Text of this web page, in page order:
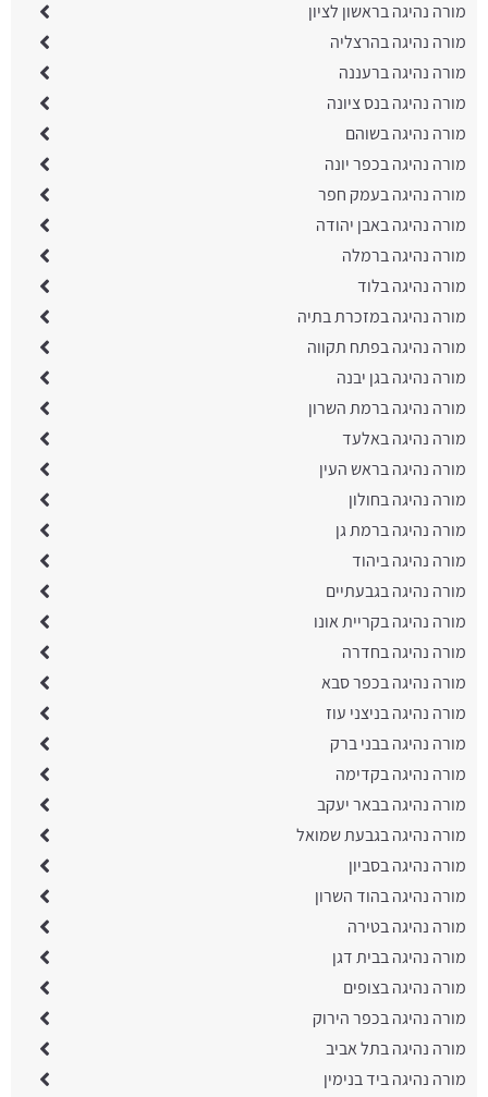
מורה נהיגה בראשון לציון
מורה נהיגה בהרצליה
מורה נהיגה ברעננה
מורה נהיגה בנס ציונה
מורה נהיגה בשוהם
מורה נהיגה בכפר יונה
מורה נהיגה בעמק חפר
מורה נהיגה באבן יהודה
מורה נהיגה ברמלה
מורה נהיגה בלוד
מורה נהיגה במזכרת בתיה
מורה נהיגה בפתח תקווה
מורה נהיגה בגן יבנה
מורה נהיגה ברמת השרון
מורה נהיגה באלעד
מורה נהיגה בראש העין
מורה נהיגה בחולון
מורה נהיגה ברמת גן
מורה נהיגה ביהוד
מורה נהיגה בגבעתיים
מורה נהיגה בקריית אונו
מורה נהיגה בחדרה
מורה נהיגה בכפר סבא
מורה נהיגה בניצני עוז
מורה נהיגה בבני ברק
מורה נהיגה בקדימה
מורה נהיגה בבאר יעקב
מורה נהיגה בגבעת שמואל
מורה נהיגה בסביון
מורה נהיגה בהוד השרון
מורה נהיגה בטירה
מורה נהיגה בבית דגן
מורה נהיגה בצופים
מורה נהיגה בכפר הירוק
מורה נהיגה בתל אביב
מורה נהיגה ביד בנימין